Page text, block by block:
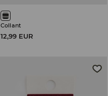
Collant
12,99 EUR